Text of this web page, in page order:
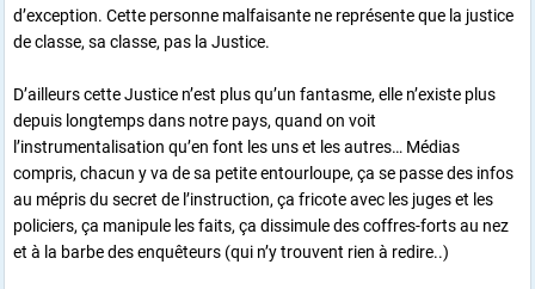
d’exception. Cette personne malfaisante ne représente que la justice
de classe, sa classe, pas la Justice.
D’ailleurs cette Justice n’est plus qu’un fantasme, elle n’existe plus
depuis longtemps dans notre pays, quand on voit
l’instrumentalisation qu’en font les uns et les autres… Médias
compris, chacun y va de sa petite entourloupe, ça se passe des infos
au mépris du secret de l’instruction, ça fricote avec les juges et les
policiers, ça manipule les faits, ça dissimule des coffres-forts au nez
et à la barbe des enquêteurs (qui n’y trouvent rien à redire..)